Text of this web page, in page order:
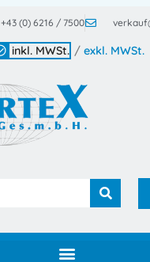
+43 (0) 6216 / 7500
inkl. MWSt. / exkl. MWSt.